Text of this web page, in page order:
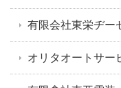
有限会社東栄ヂー
オリタオートサー